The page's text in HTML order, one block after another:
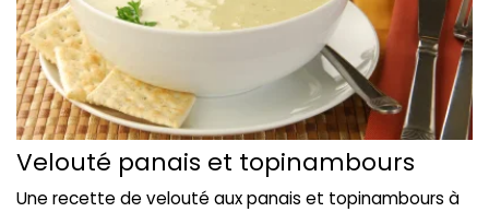
Velouté panais et topinambours
Une recette de velouté aux panais et topinambours à